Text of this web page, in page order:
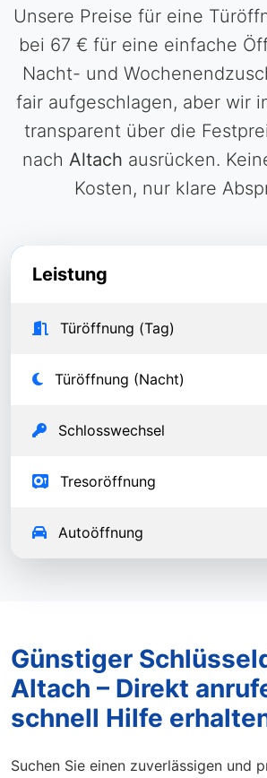
Unsere Preise für eine
bei 67 € für eine einfache
Nacht- und
fair aufgeschlagen, aber wir
transparent über die
nach Altach ausrücken.
Kosten, nur klare
Leistung
Türöffnung (Tag)
Türöffnung (Nacht)
Schlosswechsel
Tresoröffnung
Autoöffnung
Günstiger
Altach – Direkt
schnell Hilfe
Suchen Sie einen zuverlässigen und